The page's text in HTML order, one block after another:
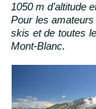
1050 m d’altitude
Pour les
skis et de toutes
Mont-Blanc.